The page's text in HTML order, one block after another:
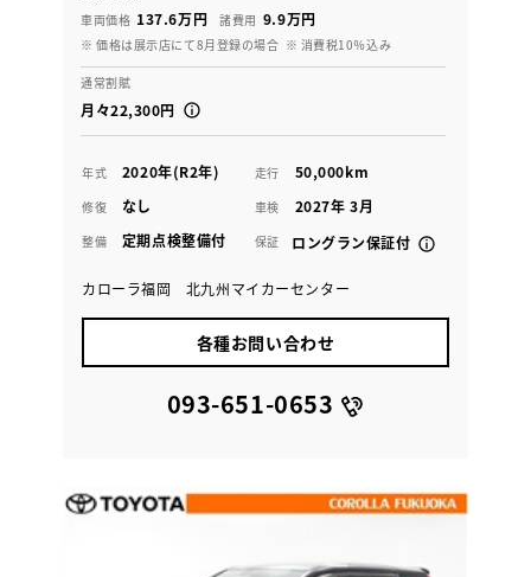
車両価格 137.6万円 諸費用 9.9万円
※ 価格は展示店にて8月登録の場合 ※ 消費税10％込み
通常割賦
月々22,300円
年式 2020年(R2年) 走行 50,000km
修復 なし 車検 2027年 3月
整備 定期点検整備付 保証 ロングラン保証付
カローラ福岡 北九州マイカーセンター
各種お問い合わせ
093-651-0653